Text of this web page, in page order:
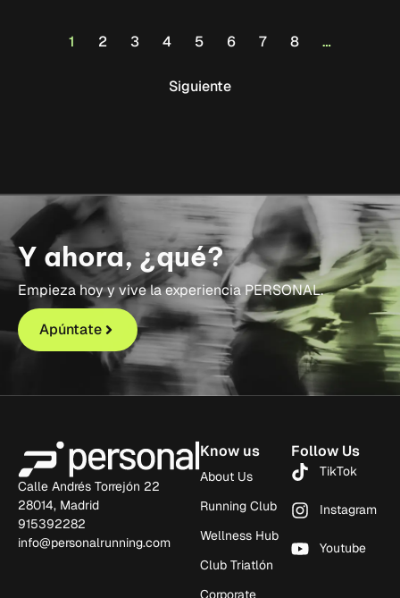
1 2 3 4 5 6 7 8 …
Siguiente
Y ahora, ¿qué?
Empieza hoy y vive la experiencia PERSONAL.
Apúntate
Calle Andrés Torrejón 22
28014, Madrid
915392282
info@personalrunning.com
Know us
About Us
Running Club
Wellness Hub
Club Triatlón
Corporate
Follow Us
TikTok
Instagram
Youtube